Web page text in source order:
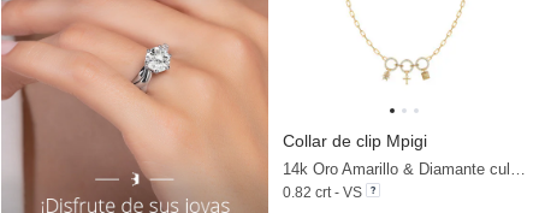
Collar de clip Mpigi
14k Oro Amarillo & Diamante cultivado en laboratorio
0.82 crt - VS